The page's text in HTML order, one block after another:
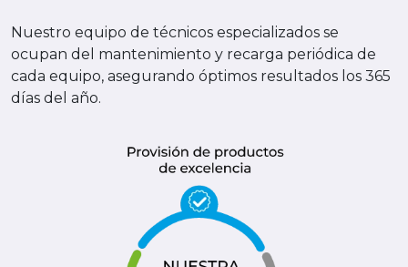
Nuestro equipo de técnicos especializados se
ocupan del mantenimiento y recarga periódica de
cada equipo, asegurando óptimos resultados los 365
días del año.